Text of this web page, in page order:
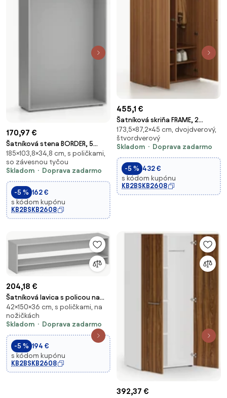
170,97 €
Šatníková stena BORDER, 5
háčikov, sivá
185×103,8×34,8 cm, s poličkami,
so závesnou tyčou
Skladom
Doprava zadarmo
-5 % 162 €
s kódom kupónu
KB2BSKB2608
455,1 €
Šatníková skriňa FRAME, 2
oddiely, 872 x 450 x 1735 mm,
PUSH-lock, orech
173,5×87,2×45 cm, dvojdverový,
štvordverový
Skladom
Doprava zadarmo
-5 % 432 €
s kódom kupónu
KB2BSKB2608
204,18 €
Šatníková lavica s policou na
topánky, zosilnená, 1500 mm,
sivá
42×150×36 cm, s poličkami, na
nožičkách
Skladom
Doprava zadarmo
-5 % 194 €
s kódom kupónu
KB2BSKB2608
392,37 €